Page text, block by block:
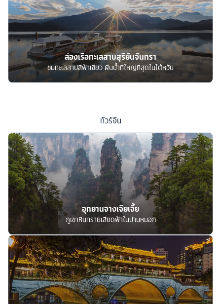
ล่องเรือทะเลสาบสุริยันจันทรา
ชมทะเลสาปสีฟ้าเขียว ผืนน้ำที่ใหญ่ที่สุดในไต้หวัน
ทัวร์จีน
อุทยานจางเจียเจี้ย
ภูเขาหินทรายเสียดฟ้าในม่านหมอก